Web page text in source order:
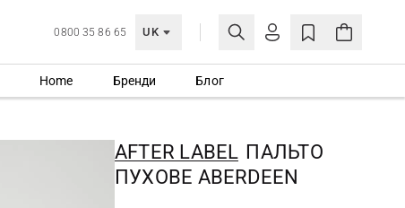
0800 35 86 65 UK
МОЯ ОБЛІКІВКА
Ще не зареєстровані?
СТВОРИТИ ОБЛІКІВКУ
Home Бренди Блог
AFTER LABEL ПАЛЬТО
ПУХОВЕ ABERDEEN